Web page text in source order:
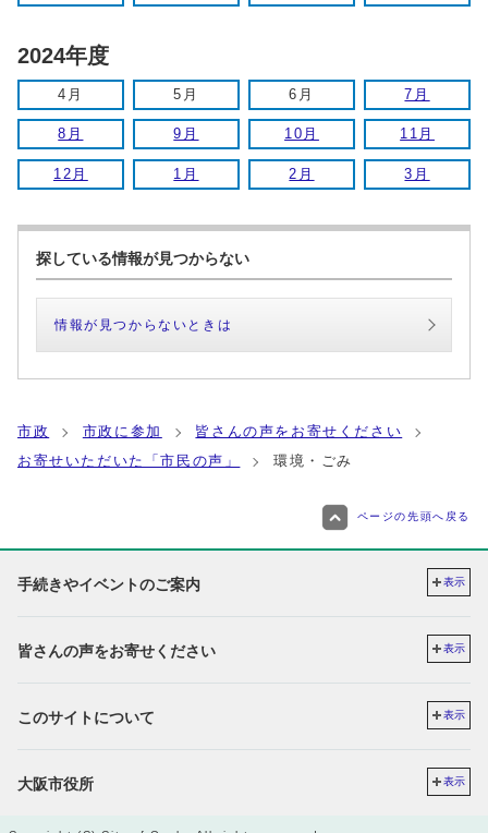
2024年度
4月 5月 6月 7月
8月 9月 10月 11月
12月 1月 2月 3月
探している情報が見つからない
情報が見つからないときは
市政 市政に参加
皆さんの声をお寄せください
お寄せいただいた「市民の声」
環境・ごみ
ページの先頭へ戻る
手続きやイベントのご案内 表示
皆さんの声をお寄せください 表示
このサイトについて 表示
大阪市役所 表示